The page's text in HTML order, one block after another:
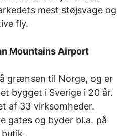
mest støjsvage og
fly.
Mountains Airport
grænsen til Norge, og er
bygget i Sverige i 20 år.
af 33 virksomheder.
gates og byder bl.a. på